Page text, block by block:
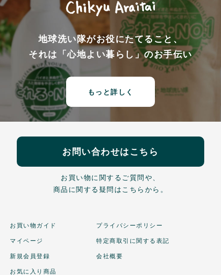
地球洗い隊がお役にたてること、
それは「心地よい暮らし」のお手伝い
もっと詳しく
お問い合わせはこちら
お買い物に関するご質問や、
商品に関する疑問はこちらから。
お買い物ガイド
マイページ
新規会員登録
お気に入り商品
プライバシーポリシー
特定商取引に関する表記
会社概要